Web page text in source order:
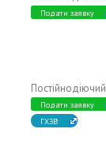
Подати заявку
Постійнодіючий
Подати заявку
ГХЗВ